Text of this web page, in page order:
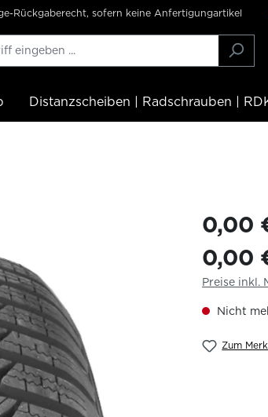
Rückgaberecht, sofern keine Anfertigungartikel
Distanzscheiben | Radschrauben |
0,00
0,00
Preise inkl.
Nicht
Zum